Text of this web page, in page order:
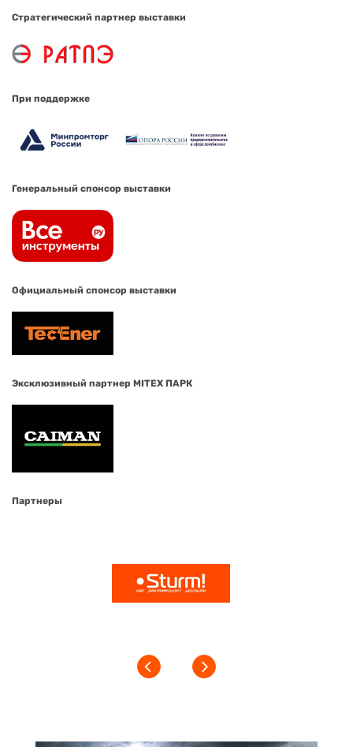
Стратегический партнер выставки
При поддержке
Генеральный спонсор выставки
Официальный спонсор выставки
Эксклюзивный партнер MITEX ПАРК
Партнеры